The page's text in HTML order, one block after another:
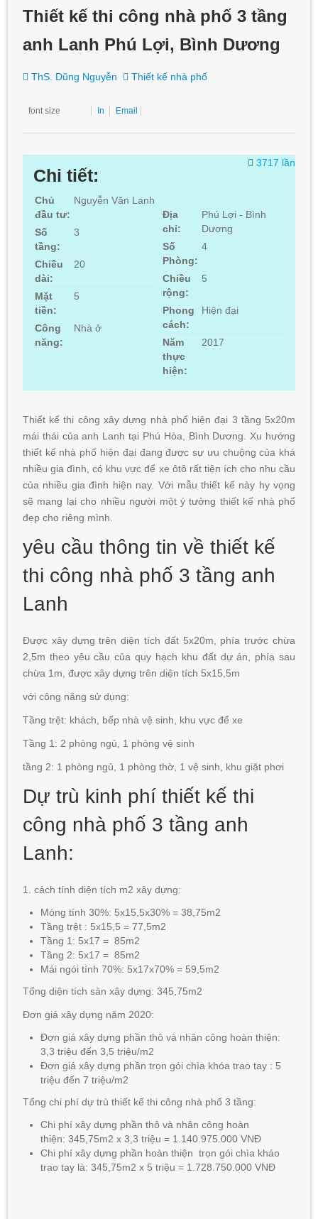
Thiết kế thi công nhà phố 3 tầng
anh Lanh Phú Lợi, Bình Dương
ThS. Dũng Nguyễn Thiết kế nhà phố
font size In Email
3717 lần
Chi tiết:
Chủ
đầu tư:
Nguyễn Văn Lanh
Địa
chỉ:
Phú Lợi - Bình
Dương
Số
tầng:
3
Số
Phòng:
4
Chiều
dài:
20
Chiều
rộng:
5
Mặt
tiền:
5
Phong
cách:
Hiện đại
Công
năng:
Nhà ở
Năm
thực
hiện:
2017
Thiết kế thi công xây dựng nhà phố hiện đại 3 tầng 5x20m
mái thái của anh Lanh tại Phú Hòa, Bình Dương. Xu hướng
thiết kế nhà phố hiện đại đang được sự ưu chuộng của khá
nhiều gia đình, có khu vực để xe ôtô rất tiện ích cho nhu cầu
của nhiều gia đình hiện nay. Với mẫu thiết kế này hy vọng
sẽ mang lại cho nhiều người một ý tưởng thiết kế nhà phố
đẹp cho riêng mình.
yêu cầu thông tin về thiết kế
thi công nhà phố 3 tầng anh
Lanh
Được xây dựng trên diện tích đất 5x20m, phía trước chừa
2,5m theo yêu cầu của quy hạch khu đất dự án, phía sau
chừa 1m, được xây dựng trên diện tích 5x15,5m
với công năng sử dụng:
Tầng trệt: khách, bếp nhà vệ sinh, khu vực để xe
Tầng 1: 2 phòng ngủ, 1 phòng vệ sinh
tầng 2: 1 phòng ngủ, 1 phòng thờ, 1 vệ sinh, khu giặt phơi
Dự trù kinh phí thiết kế thi
công nhà phố 3 tầng anh
Lanh:
1. cách tính diện tích m2 xây dựng:
Móng tính 30%: 5x15,5x30% = 38,75m2
Tầng trệt : 5x15,5 = 77,5m2
Tầng 1: 5x17 = 85m2
Tầng 2: 5x17 = 85m2
Mái ngói tính 70%: 5x17x70% = 59,5m2
Tổng diện tích sàn xây dựng: 345,75m2
Đơn giá xây dựng năm 2020:
Đơn giá xây dựng phần thô và nhân công hoàn thiện:
3,3 triệu đến 3,5 triệu/m2
Đơn giá xây dựng phần trọn gói chìa khóa trao tay : 5
triệu đến 7 triệu/m2
Tổng chi phí dự trù thiết kế thi công nhà phố 3 tầng:
Chi phí xây dựng phần thô và nhân công hoàn
thiện: 345,75m2 x 3,3 triệu = 1.140.975.000 VNĐ
Chi phí xây dựng phần hoàn thiện trọn gói chìa kháo
trao tay là: 345,75m2 x 5 triệu = 1.728.750.000 VNĐ